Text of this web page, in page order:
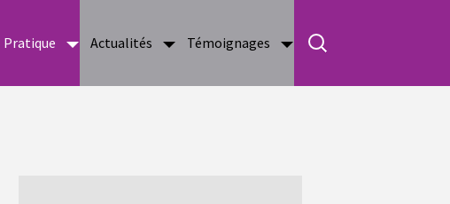
Pratique Actualités Témoignages